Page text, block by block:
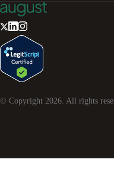
© Copyright 2026 . All rights